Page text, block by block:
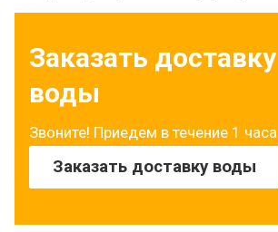
Заказать доставку
воды
Звоните! Приедем в течение 1 часа
Заказать доставку воды